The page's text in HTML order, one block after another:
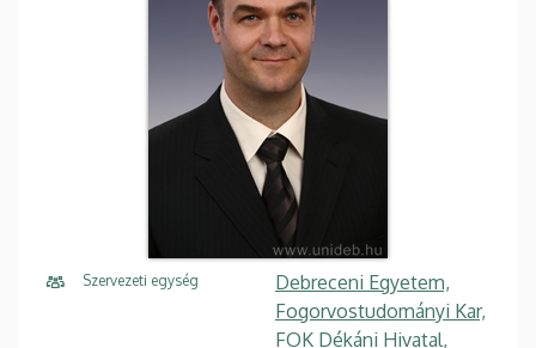
Szervezeti egység
Debreceni Egyetem,
Fogorvostudományi Kar,
FOK Dékáni Hivatal,